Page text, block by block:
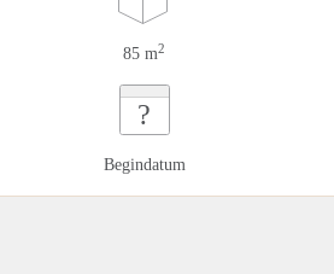
85 m2
?
Begindatum